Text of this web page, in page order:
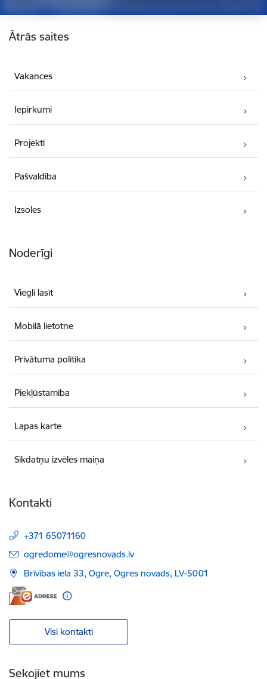
Ātrās saites
Vakances
Iepirkumi
Projekti
Pašvaldība
Izsoles
Noderīgi
Viegli lasīt
Mobilā lietotne
Privātuma politika
Piekļūstamība
Lapas karte
Sīkdatņu izvēles maiņa
Kontakti
+371 65071160
E-pasts:
ogredome@ogresnovads.lv
Brīvības iela 33, Ogre, Ogres novads, LV-5001
Visi kontakti
Sekojiet mums